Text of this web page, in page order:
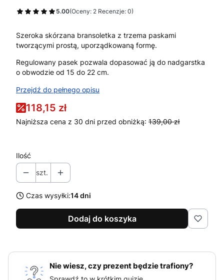
5.00(Oceny: 2 Recenzje: 0)
Szeroka skórzana bransoletka z trzema paskami
tworzącymi prostą, uporządkowaną formę.
Regulowany pasek pozwala dopasować ją do nadgarstka
o obwodzie od 15 do 22 cm.
Przejdź do pełnego opisu
118,15 zł
Najniższa cena z 30 dni przed obniżką: 139,00 zł
Ilość
szt.
Czas wysyłki:14 dni
Dodaj do koszyka
Nie wiesz, czy prezent będzie trafiony?